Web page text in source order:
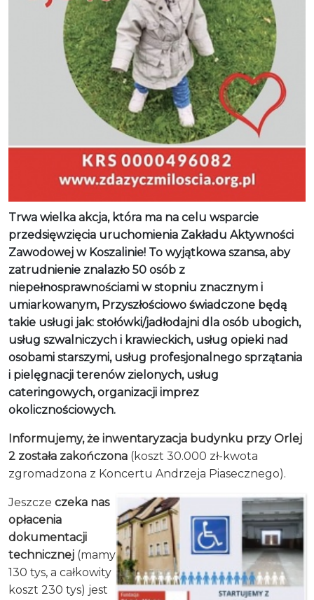
Trwa wielka akcja, która ma na celu wsparcie
przedsięwzięcia uruchomienia Zakładu Aktywności
Zawodowej w Koszalinie! To wyjątkowa szansa, aby
zatrudnienie znalazło 50 osób z
niepełnosprawnościami w stopniu znacznym i
umiarkowanym, Przyszłościowo świadczone będą
takie usługi jak: stołówki/jadłodajni dla osób ubogich,
usług szwalniczych i krawieckich, usług opieki nad
osobami starszymi, usług profesjonalnego sprzątania
i pielęgnacji terenów zielonych, usług
cateringowych, organizacji imprez
okolicznościowych.
Informujemy, że inwentaryzacja budynku przy Orlej
2 została zakończona (koszt 30.000 zł-kwota
zgromadzona z Koncertu Andrzeja Piasecznego).
Jeszcze czeka nas
opłacenia
dokumentacji
technicznej (mamy
130 tys, a całkowity
koszt 230 tys) jest